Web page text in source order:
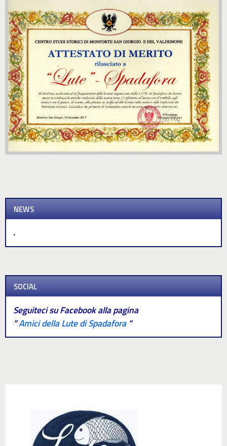
NEWS
.
SOCIAL
Seguiteci su Facebook alla pagina
”Amici della Lute di Spadafora”